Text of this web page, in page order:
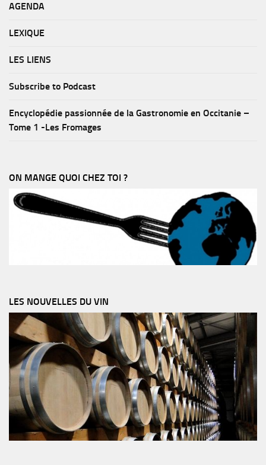
AGENDA
LEXIQUE
LES LIENS
Subscribe to Podcast
Encyclopédie passionnée de la Gastronomie en Occitanie –
Tome 1 -Les Fromages
ON MANGE QUOI CHEZ TOI ?
LES NOUVELLES DU VIN